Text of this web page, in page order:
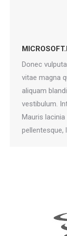
Donec
vitae magna
aliquam
vestibulum.
Mauris
pellentesque,